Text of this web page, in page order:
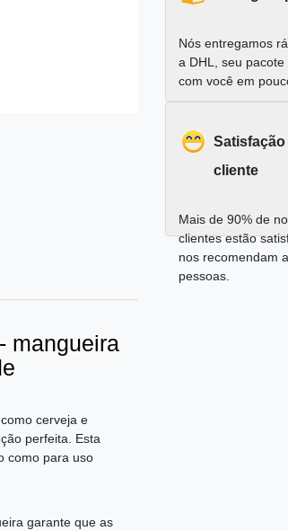
mangueira
cerveja e
perfeita. Esta
como para uso
garante que as
Nós entregamos
a DHL, seu pacote
com você em
cliente
Mais de 90% de
clientes estão
nos recomendam
pessoas.